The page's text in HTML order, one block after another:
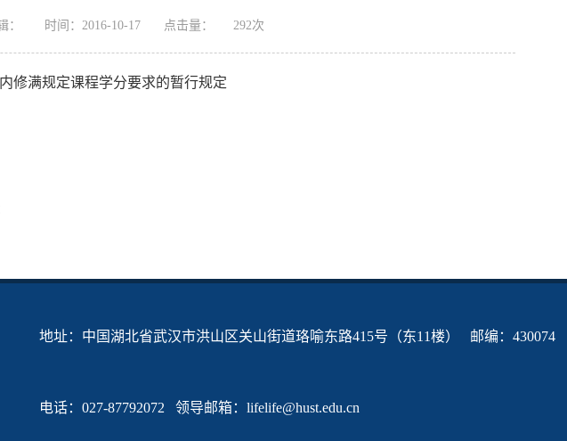
： 时间：2016-10-17 点击量： 292次
修满规定课程学分要求的暂行规定
地址：中国湖北省武汉市洪山区关山街道珞喻东路415号（东11楼） 邮编：430074
电话：027-87792072 领导邮箱：lifelife@hust.edu.cn